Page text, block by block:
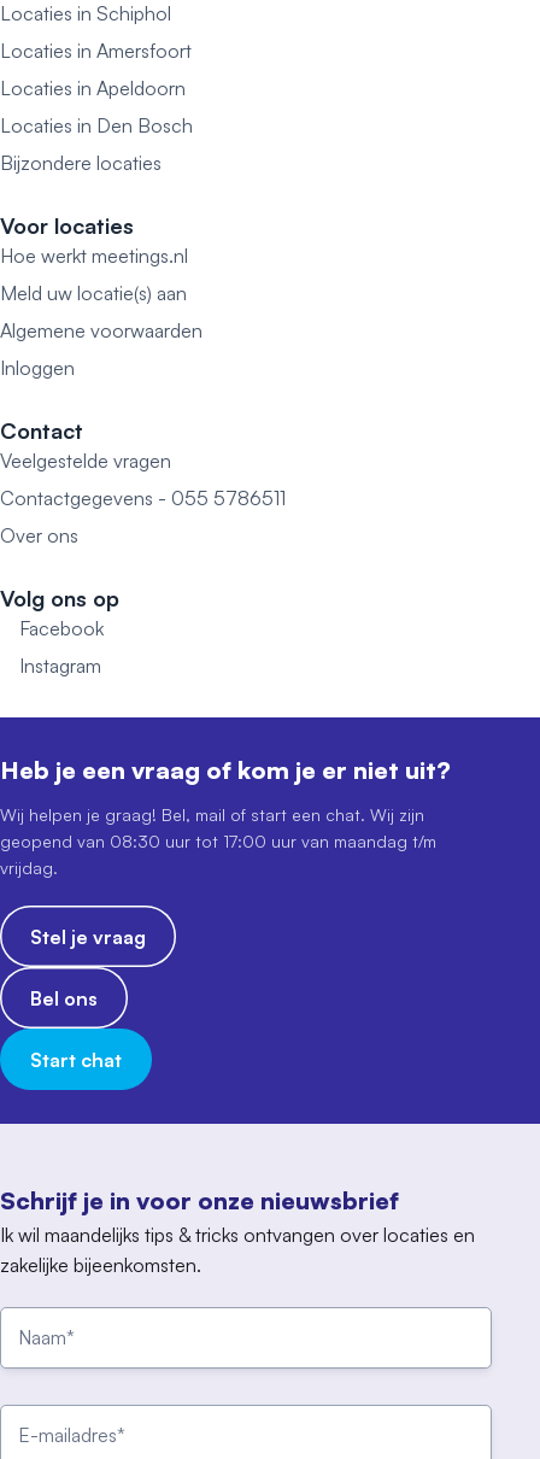
Locaties in Schiphol
Locaties in Amersfoort
Locaties in Apeldoorn
Locaties in Den Bosch
Bijzondere locaties
Voor locaties
Hoe werkt meetings.nl
Meld uw locatie(s) aan
Algemene voorwaarden
Inloggen
Contact
Veelgestelde vragen
Contactgegevens - 055 5786511
Over ons
Volg ons op
Facebook
Instagram
Schrijf je in voor onze nieuwsbrief
Ik wil maandelijks tips & tricks ontvangen over locaties en
zakelijke bijeenkomsten.
Heb je een vraag of kom je er niet uit?
Wij helpen je graag! Bel, mail of start een chat. Wij zijn
geopend van 08:30 uur tot 17:00 uur van maandag t/m
vrijdag.
Stel je vraag
Bel ons
Start chat